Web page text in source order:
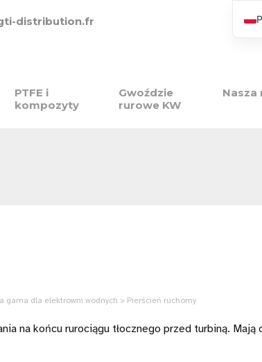
distribution.fr
PTFE i
kompozyty
Gwoździe
rurowe KW
Nasza
gama dla elektrowni wodnych > Pierścień ruchomy
na końcu rurociągu tłocznego przed turbiną. Mają